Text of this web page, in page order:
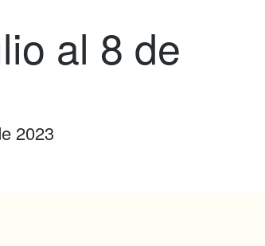
al 8 de
2023